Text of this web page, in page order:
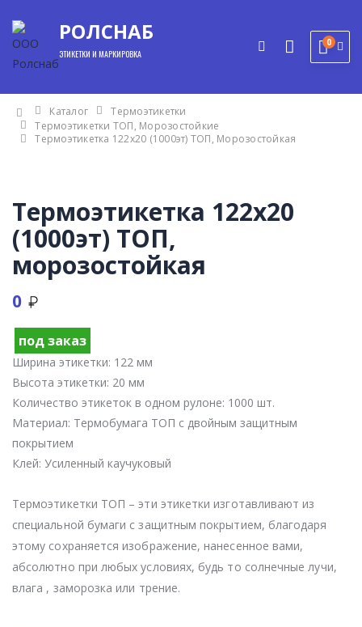
РОЛСНАБ
ЭТИКЕТКИ И МАРКИРОВКА
0
Каталог
Термоэтикетки
Термоэтикетки ТОП, Морозостойкие
Термоэтикетка 122х20 (1000эт) ТОП, Морозостойкая
Термоэтикетка 122х20
(1000эт) ТОП,
морозостойкая
0
под заказ
Ширина этикетки: 122 мм
Высота этикетки: 20 мм
Количество этикеток в одном рулоне: 1000 шт.
Материал: Термобумага ТОП с двойным защитным
покрытием
Клей: Усиленный каучуковый
Термоэтикетки ТОП – эти этикетки изготавливают из
специальной бумаги с защитным покрытием, благодаря
этому сохраняется изображение, нанесенное вами,
абсолютно при любых условиях, будь то солнечные лучи,
влага , заморозка или трение.